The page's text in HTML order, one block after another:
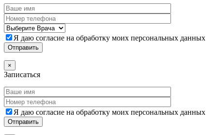
Я даю согласие на обработку моих персональных данных
×
Записаться
Я даю согласие на обработку моих персональных данных